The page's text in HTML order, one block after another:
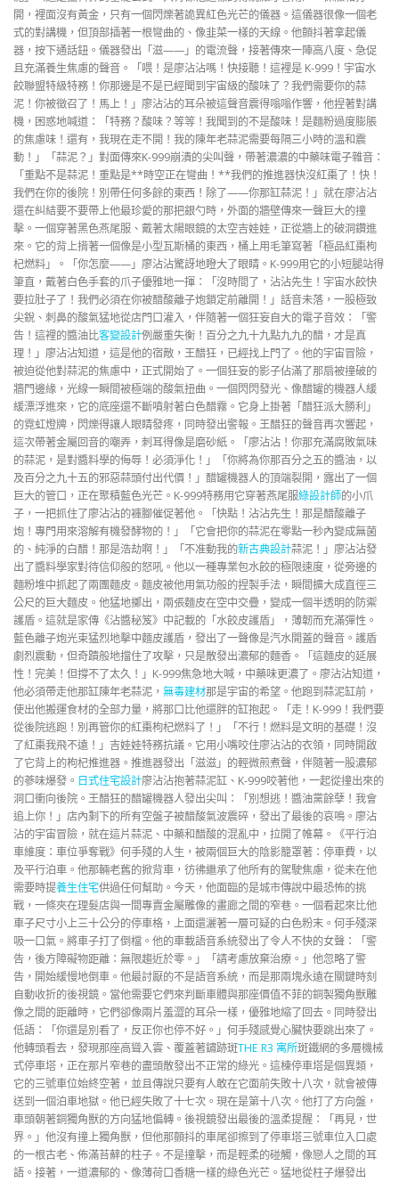
開，裡面沒有黃金，只有一個閃爍著詭異紅色光芒的儀器。這儀器很像一個老
式的對講機，但頂部插著一根彎曲的、像韭菜一樣的天線。他顫抖著拿起儀
器，按下通話鈕。儀器發出「滋——」的電流聲，接著傳來一陣高八度、急促
且充滿養生焦慮的聲音。「喂！是廖沾沾嗎！快接聽！這裡是 K-999！宇宙水
餃聯盟特級特務！你那邊是不是已經聞到宇宙級的酸味了？我們需要你的蒜
泥！你被徵召了！馬上！」廖沾沾的耳朵被這聲音震得嗡嗡作響，他捏著對講
機，困惑地喊道：「特務？酸味？等等！我聞到的不是酸味！是麵粉過度膨脹
的焦慮味！還有，我現在走不開！我的陳年老蒜泥需要每隔三小時的溫和震
動！」「蒜泥？」對面傳來K-999崩潰的尖叫聲，帶著濃濃的中藥味電子雜音：
「重點不是蒜泥！重點是**時空正在彎曲！**我們的推進器快沒紅棗了！快！
我們在你的後院！別帶任何多餘的東西！除了——你那缸蒜泥！」就在廖沾沾
還在糾結要不要帶上他最珍愛的那把銀勺時，外面的牆壁傳來一聲巨大的撞
擊。一個穿著黑色燕尾服、戴著太陽眼鏡的太空吉娃娃，正從牆上的破洞鑽進
來。它的背上揹著一個像是小型瓦斯桶的東西，桶上用毛筆寫著「極品紅棗枸
杞燃料」。「你怎麼——」廖沾沾驚訝地瞪大了眼睛。K-999用它的小短腿站得
筆直，戴著白色手套的爪子優雅地一揮：「沒時間了，沾沾先生！宇宙水餃快
要拉肚子了！我們必須在你被醋酸離子炮鎖定前離開！」話音未落，一股極致
尖銳、刺鼻的酸氣猛地從店門口灌入，伴隨著一個狂妄自大的電子音效：「警
告！這裡的醬油比客變設計例嚴重失衡！百分之九十九點九九的醋，才是真
理！」廖沾沾知道，這是他的宿敵，王醋狂，已經找上門了。他的宇宙冒險，
被迫從他對蒜泥的焦慮中，正式開始了。一個狂妄的影子佔滿了那扇被撞破的
牆門邊緣，光線一瞬間被極端的酸氣扭曲。一個閃閃發光、像醋罐的機器人緩
緩漂浮進來，它的底座還不斷噴射著白色醋霧。它身上掛著「醋狂派大勝利」
的霓虹燈牌，閃爍得讓人眼睛發疼，同時發出警報。王醋狂的聲音再次響起，
這次帶著金屬回音的嘲弄，刺耳得像是磨砂紙。「廖沾沾！你那充滿腐敗氣味
的蒜泥，是對醬料學的侮辱！必須淨化！」「你將為你那百分之五的醬油，以
及百分之九十五的邪惡蒜頭付出代價！」醋罐機器人的頂端裂開，露出了一個
巨大的管口，正在聚積藍色光芒。K-999特務用它穿著燕尾服綠設計師的小爪
子，一把抓住了廖沾沾的褲腳催促著他。「快點！沾沾先生！那是醋酸離子
炮！專門用來溶解有機發酵物的！」「它會把你的蒜泥在零點一秒內變成無菌
的、純淨的白醋！那是浩劫啊！」「不准動我的新古典設計蒜泥！」廖沾沾發
出了醬料學家對待信仰般的怒吼。他以一種專業包水餃的極限速度，從旁邊的
麵粉堆中抓起了兩團麵皮。麵皮被他用氣功般的捏製手法，瞬間擴大成直徑三
公尺的巨大麵皮。他猛地擲出，兩張麵皮在空中交疊，變成一個半透明的防禦
護盾。這就是家傳《沾醬秘笈》中記載的「水餃皮護盾」，薄韌而充滿彈性。
藍色離子炮光束猛烈地擊中麵皮護盾，發出了一聲像是汽水開蓋的聲音。護盾
劇烈震動，但奇蹟般地擋住了攻擊，只是散發出濃郁的麵香。「這麵皮的延展
性！完美！但撐不了太久！」K-999焦急地大喊，中藥味更濃了。廖沾沾知道，
他必須帶走他那缸陳年老蒜泥， 無毒建材那是宇宙的希望。他跑到蒜泥缸前，
使出他搬運食材的全部力量，將那口比他還胖的缸抱起。「走！K-999！我們要
從後院逃跑！別再管你的紅棗枸杞燃料了！」「不行！燃料是文明的基礎！沒
了紅棗我飛不遠！」吉娃娃特務抗議。它用小嘴咬住廖沾沾的衣領，同時開啟
了它背上的枸杞推進器。推進器發出「滋滋」的輕微煎煮聲，伴隨著一股濃郁
的蔘味爆發。 日式住宅設計廖沾沾抱著蒜泥缸、K-999咬著他，一起從撞出來的
洞口衝向後院。王醋狂的醋罐機器人發出尖叫：「別想逃！醬油黨餘孽！我會
追上你！」店內剩下的所有空盤子被醋酸氣波震碎，發出了最後的哀鳴。廖沾
沾的宇宙冒險，就在這片蒜泥、中藥和醋酸的混亂中，拉開了帷幕。《平行泊
車維度：車位爭奪戰》何手殘的人生，被兩個巨大的陰影籠罩著：停車費，以
及平行泊車。他那輛老舊的掀背車，彷彿繼承了他所有的駕駛焦慮，從未在他
需要時提養生住宅供過任何幫助。今天，他面臨的是城市傳說中最恐怖的挑
戰，一條夾在理髮店與一間專賣金屬雕像的畫廊之間的窄巷。一個看起來比他
車子尺寸小上三十公分的停車格，上面還灑著一層可疑的白色粉末。何手殘深
吸一口氣。將車子打了倒檔。他的車載語音系統發出了令人不快的女聲：「警
告，後方障礙物距離：無限趨近於零。」「請考慮放棄治療。」他忽略了警
告，開始緩慢地倒車。他最討厭的不是語音系統，而是那兩塊永遠在關鍵時刻
自動收折的後視鏡。當他需要它們來判斷車體與那座價值不菲的銅製獨角獸雕
像之間的距離時，它們卻像兩片羞澀的耳朵一樣，優雅地縮了回去。同時發出
低語：「你還是別看了，反正你也停不好。」何手殘感覺心臟快要跳出來了。
他轉頭看去，發現那座高聳入雲、覆蓋著鏽跡斑THE R3 寓所斑鐵網的多層機械
式停車塔，正在那片窄巷的盡頭散發出不正常的綠光。這棟停車塔是個異類，
它的三號車位始終空著，並且傳說只要有人敢在它面前失敗十八次，就會被傳
送到一個泊車地獄。他已經失敗了十七次。現在是第十八次。他打了方向盤，
車頭朝著銅獨角獸的方向猛地偏轉。後視鏡發出最後的溫柔提醒：「再見，世
界。」他沒有撞上獨角獸，但他那顫抖的車尾卻擦到了停車塔三號車位入口處
的一根古老、佈滿苔蘚的柱子。不是撞擊，而是輕柔的碰觸，像戀人之間的耳
語。接著，一道濃郁的、像薄荷口香糖一樣的綠色光芒。猛地從柱子爆發出